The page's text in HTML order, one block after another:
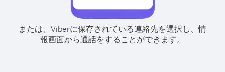
または、Viberに保存されている連絡先を選択し、情
報画面から通話をすることができます。